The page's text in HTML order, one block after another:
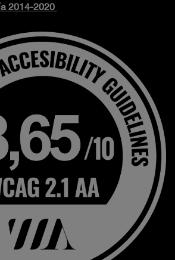
2014-2020